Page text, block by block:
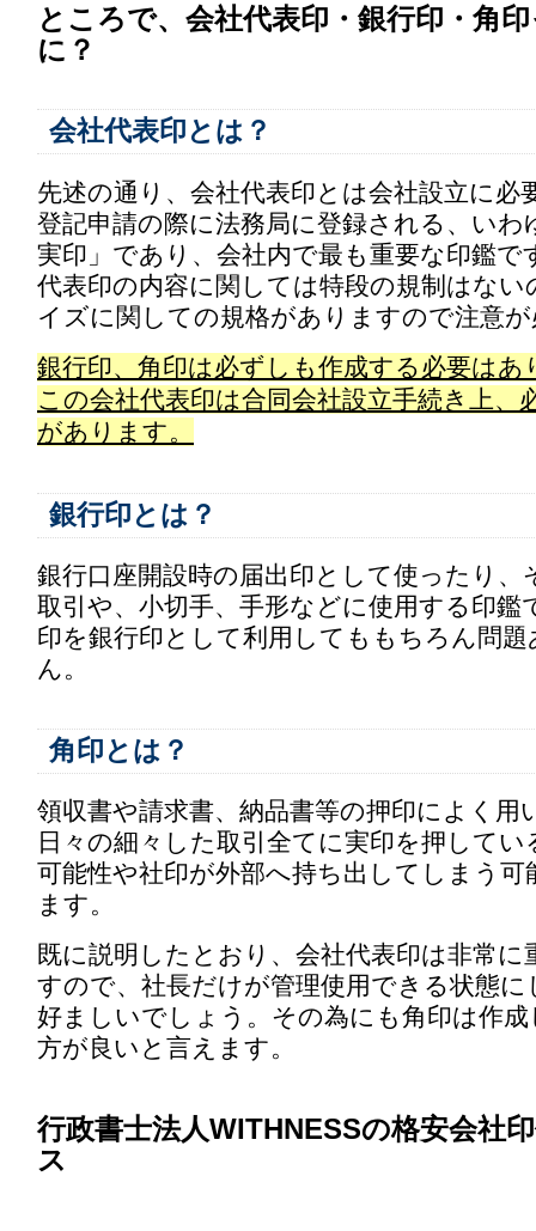
ところで、会社代表印・銀行印・角
に？
会社代表印とは？
先述の通り、会社代表印とは会社設立に必
登記申請の際に法務局に登録される、いわ
実印」であり、会社内で最も重要な印鑑で
代表印の内容に関しては特段の規制はない
イズに関しての規格がありますので注意
銀行印、角印は必ずしも作成する必要はあ
この会社代表印は合同会社設立手続き上、
があります。
銀行印とは？
銀行口座開設時の届出印として使ったり、
取引や、小切手、手形などに使用する印鑑
印を銀行印として利用してももちろん問
ん。
角印とは？
領収書や請求書、納品書等の押印によく用
日々の細々した取引全てに実印を押してい
可能性や社印が外部へ持ち出してしまう可
ます。
既に説明したとおり、会社代表印は非常に
すので、社長だけが管理使用できる状態
好ましいでしょう。その為にも角印は作
方が良いと言えます。
行政書士法人WITHNESSの格安会社
ス